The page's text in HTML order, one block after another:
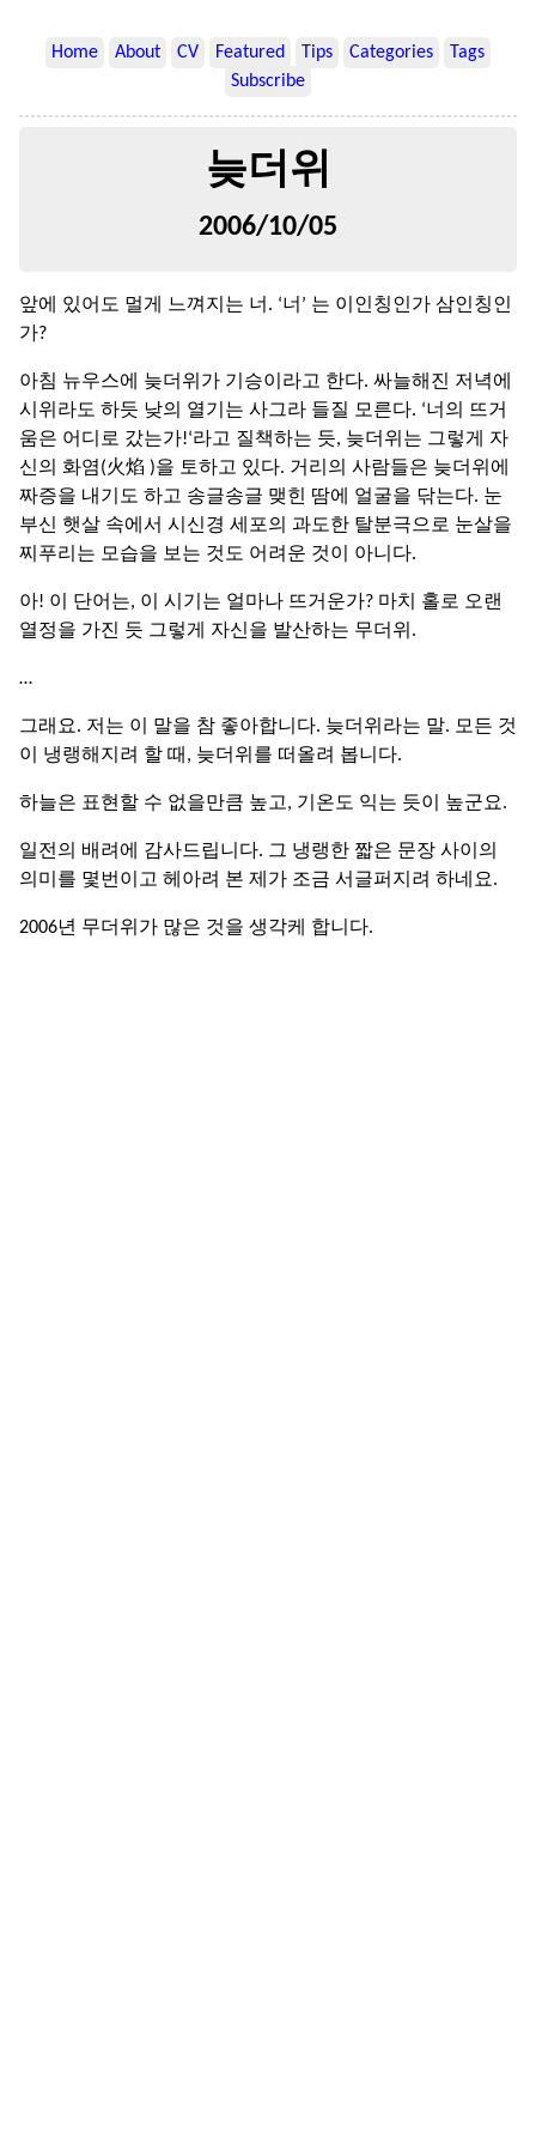
Home About CV Featured Tips Categories
Tags
Subscribe
늦더위
2006/10/05
앞에 있어도 멀게 느껴지는 너. ‘너’ 는 이인칭인가 삼인칭인
가?
아침 뉴우스에 늦더위가 기승이라고 한다. 싸늘해진 저녁에
시위라도 하듯 낮의 열기는 사그라 들질 모른다. ‘너의 뜨거
움은 어디로 갔는가!‘라고 질책하는 듯, 늦더위는 그렇게 자
신의 화염(火焰 )을 토하고 있다. 거리의 사람들은 늦더위에
짜증을 내기도 하고 송글송글 맺힌 땀에 얼굴을 닦는다. 눈
부신 햇살 속에서 시신경 세포의 과도한 탈분극으로 눈살을
찌푸리는 모습을 보는 것도 어려운 것이 아니다.
아! 이 단어는, 이 시기는 얼마나 뜨거운가? 마치 홀로 오랜
열정을 가진 듯 그렇게 자신을 발산하는 무더위.
…
그래요. 저는 이 말을 참 좋아합니다. 늦더위라는 말. 모든 것
이 냉랭해지려 할 때, 늦더위를 떠올려 봅니다.
하늘은 표현할 수 없을만큼 높고, 기온도 익는 듯이 높군요.
일전의 배려에 감사드립니다. 그 냉랭한 짧은 문장 사이의
의미를 몇번이고 헤아려 본 제가 조금 서글퍼지려 하네요.
2006년 무더위가 많은 것을 생각케 합니다.